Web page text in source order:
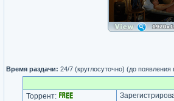
Время раздачи: 24/7 (круглосуточно) (до
Торрент: